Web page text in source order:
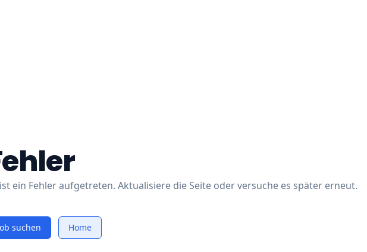
ein Fehler aufgetreten. Aktualisiere die Seite oder versuche es später erneut.
suchen Home